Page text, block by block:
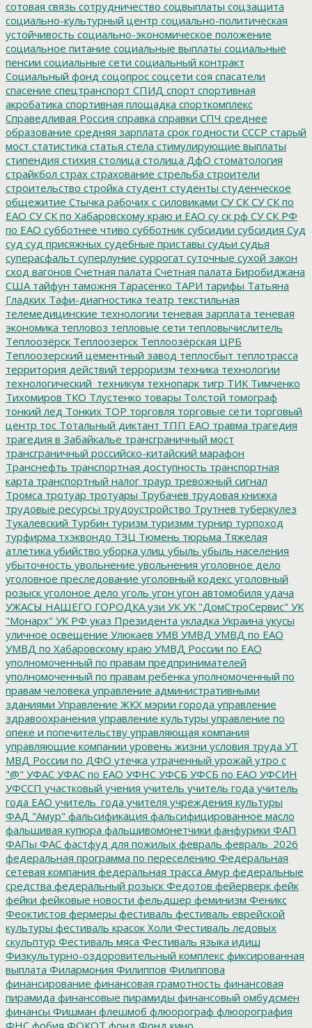
сотовая связь сотрудничество соцвыплаты соцзащита
социально-культурный центр социально-политическая
устойчивость социально-экономическое положение
социальное питание социальные выплаты социальные
пенсии социальные сети социальный контракт
Социальный фонд соцопрос соцсети соя спасатели
спасение спецтранспорт СПИД спорт спортивная
акробатика спортивная площадка спорткомплекс
Справедливая Россия справка справки СПЧ среднее
образование средняя зарплата срок годности СССР старый
мост статистика статья стела стимулирующие выплаты
стипендия стихия столица столица ДфО стоматология
страйкбол страх страхование стрельба строители
строительство стройка студент студенты студенческое
общежитие Стычка рабочих с силовиками СУ СК СУ СК по
ЕАО СУ СК по Хабаровскому краю и ЕАО су ск рф СУ СК РФ
по ЕАО субботнее чтиво субботник субсидии субсидия Суд
суд суд присяжных судебные приставы судьи судья
суперасфальт суперлуние суррогат суточные сухой закон
сход вагонов Счетная палата Счетная палата Биробиджана
США тайфун таможня Тарасенко ТАРИ тарифы Татьяна
Гладких Тафи-диагностика театр текстильная
телемедицинские технологии теневая зарплата теневая
экономика тепловоз тепловые сети тепловычислитель
Теплоозёрск Теплоозерск Теплоозёрская ЦРБ
Теплоозерский цементный завод теплосбыт теплотрасса
территория действий терроризм техника технологии
технологический_техникум технопарк тигр ТИК Тимченко
Тихомиров ТКО Тлустенко товары Толстой томограф
тонкий лед Тонких ТОР торговля торговые сети торговый
центр тос Тотальный диктант ТПП ЕАО травма трагедия
трагедия в Забайкалье трансграничный мост
трансграничный российско-китайский марафон
Транснефть транспортная доступность транспортная
карта транспортный налог траур тревожный сигнал
Тромса тротуар тротуары Трубачев трудовая книжка
трудовые ресурсы трудоустройство Трутнев туберкулез
Тукалевский Турбин туризм туризмм турнир турпоход
турфирма тхэквондо ТЭЦ Тюмень тюрьма Тяжелая
атлетика убийство уборка улиц убыль убыль населения
убыточность увольнение увольнения уголовное дело
уголовное преследование уголовный кодекс уголовный
розыск уголоное дело уголь угон угон автомобиля удача
УЖАСЫ НАШЕГО ГОРОДКА узи УК УК "ДомСтроСервис" УК
"Монарх" УК РФ указ Президента укладка Украина укусы
уличное освещение Улюкаев УМВ УМВД УМВД по ЕАО
УМВД по Хабаровскому краю УМВД России по ЕАО
уполномоченный по правам предпринимателей
уполномоченный по правам ребенка уполномоченный по
правам человека управление административными
зданиями Управление ЖКХ мэрии города управление
здравоохранения управление культуры управление по
опеке и попечительству управляющая компания
управляющие компании уровень жизни условия труда УТ
МВД России по ДФО утечка утраченный урожай утро с
"@" УФАС УФАС по ЕАО УФНС УФСБ УФСБ по ЕАО УФСИН
УФССП участковый учения учитель учитель года учитель
года ЕАО учитель_года учителя учреждения культуры
ФАД "Амур" фальсификация фальсифицированное масло
фальшивая купюра фальшивомонетчики фанфурики ФАП
ФАПы ФАС фастфуд для пожилых февраль февраль_2026
федеральная программа по переселению Федеральная
сетевая компания федеральная трасса Амур федеральные
средства федеральный розыск Федотов фейерверк фейк
фейки фейковые новости фельдшер феминизм Феникс
Феоктистов фермеры фестиваль фестиваль еврейской
культуры фестиваль красок Холи Фестиваль ледовых
скульптур Фестиваль мяса Фестиваль языка идиш
Физкультурно-оздоровительный комплекс фиксированная
выплата Филармония Филиппов Филиппова
финансирование финансовая грамотность финансовая
пирамида финансовые пирамиды финансовый омбудсмен
финансы Фишман флешмоб флюорограф флюорография
ФНС фобия ФОКОТ фонд Фонд кино